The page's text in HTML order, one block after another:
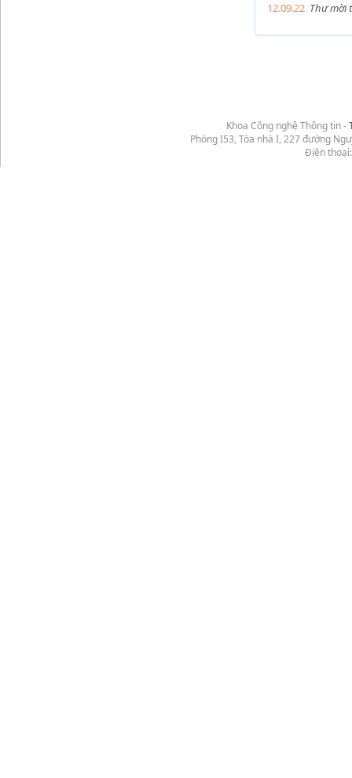
12.09.22 Thư mời
Khoa Công nghệ Thông tin -
Phòng I53, Tòa nhà I, 227 đường
Điện